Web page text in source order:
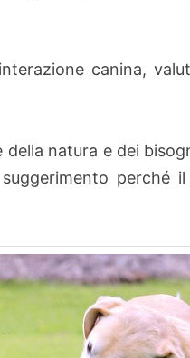
canina,
natura e dei
perché